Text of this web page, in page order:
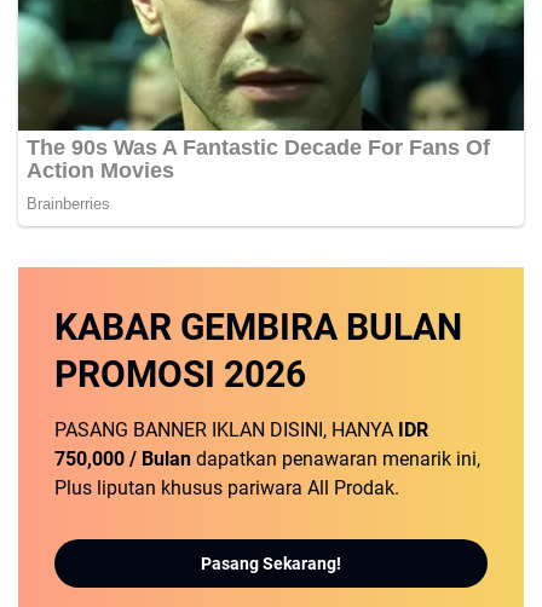
KABAR GEMBIRA BULAN
PROMOSI 2026
PASANG BANNER IKLAN DISINI, HANYA
IDR
750,000 / Bulan dapatkan penawaran menarik ini,
Plus liputan khusus pariwara All Prodak.
Pasang Sekarang!